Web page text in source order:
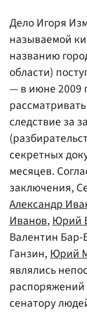
Дело Игоря
называемой
названию
области)
— в июне 2009
следствие за
секретных
месяцев.
заключения,
Александр
Иванов,Юрий
Валентин
Ганзин,Юрий
являлись
распоряжений
сенатору